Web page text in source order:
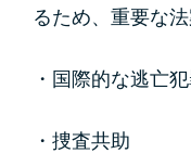
るため、重要な法
・国際的な逃亡
・捜査共助